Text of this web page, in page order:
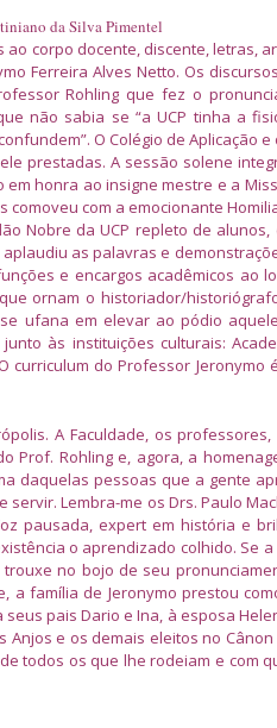
da Silva Pimentel
corpo docente, discente, letras,
Ferreira Alves Netto. Os
Rohling que fez o
não sabia se “a UCP tinha a
O Colégio de Aplicação e
prestadas. A sessão solene
honra ao insigne mestre e a
comoveu com a emocionante
Nobre da UCP repleto de
as palavras e
e encargos acadêmicos ao
ornam o historiador/
ufana em elevar ao pódio
às instituições culturais:
curriculum do Professor Jeronymo
A Faculdade, os professores,
Prof. Rohling e, agora, a
daquelas pessoas que a gente
Lembra-me os Drs. Paulo
pausada, expert em história e
o aprendizado colhido. Se
no bojo de seu
família de Jeronymo prestou
pais Dario e Ina, à esposa
e os demais eleitos no
todos os que lhe rodeiam e com